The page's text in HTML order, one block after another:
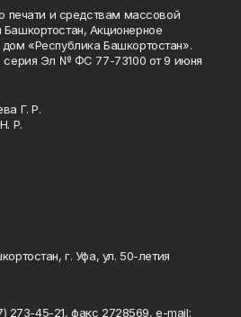
печати и средствам массовой
Акционерное
«Республика Башкортостан».
серия Эл № ФС 77-73100 от 9 июня
Г. Р.
Р.
г. Уфа, ул. 50-летия
273-45-21, факс 2728569, e-mail: